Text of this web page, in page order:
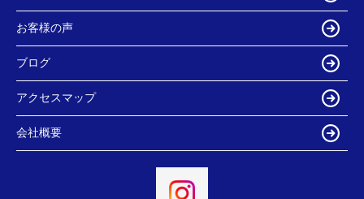
お客様の声
ブログ
アクセスマップ
会社概要